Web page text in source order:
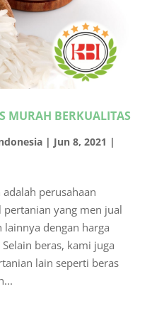
MURAH BERKUALITAS
| Jun 8, 2021 |
adalah perusahaan
yang men jual
dengan harga
beras, kami juga
lain seperti beras